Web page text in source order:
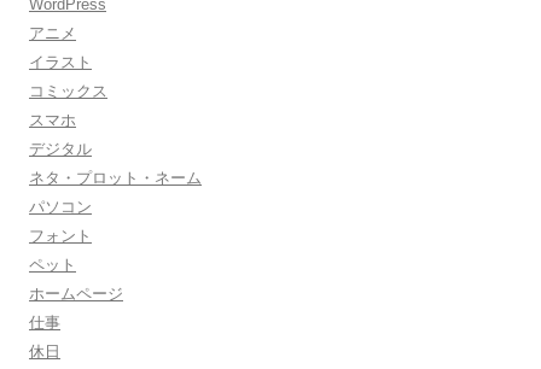
WordPress
アニメ
イラスト
コミックス
スマホ
デジタル
ネタ・プロット・ネーム
パソコン
フォント
ペット
ホームページ
仕事
休日